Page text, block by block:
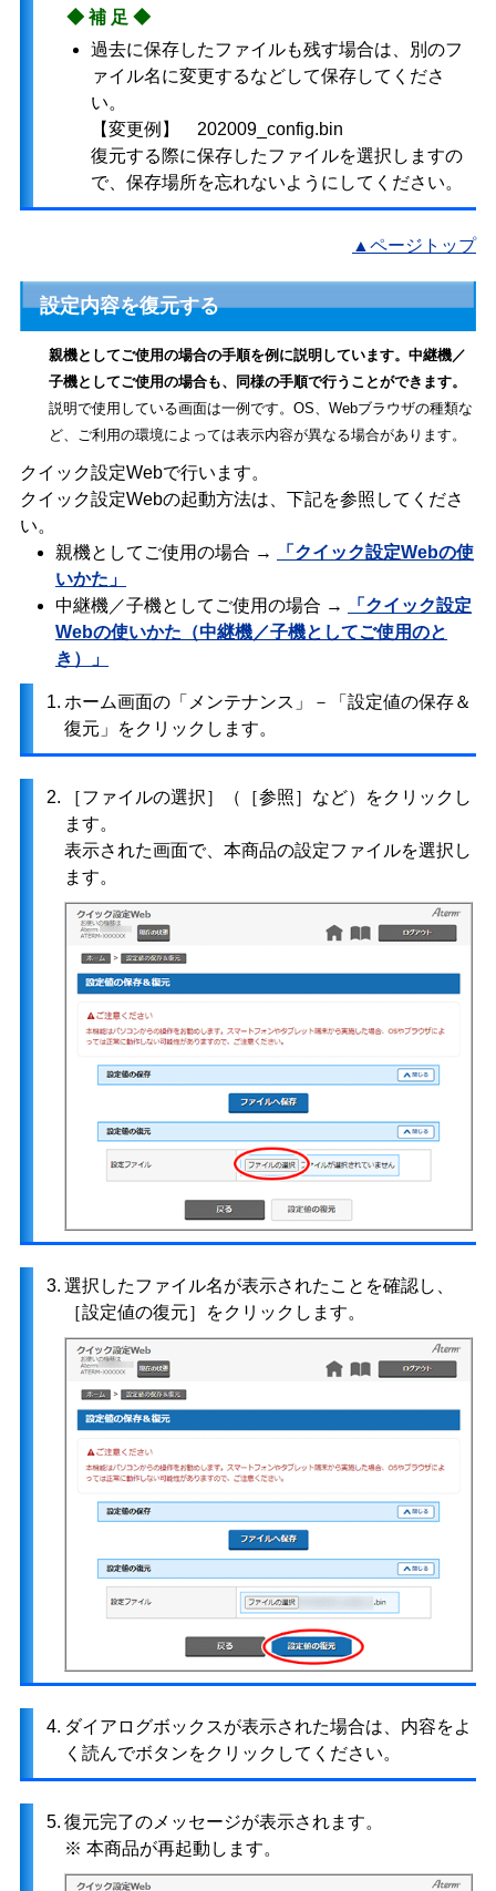
◆補足◆
過去に保存したファイルも残す場合は、別のフ
ァイル名に変更するなどして保存してくださ
い。
【変更例】 202009_config.bin
復元する際に保存したファイルを選択しますの
で、保存場所を忘れないようにしてください。
▲ページトップ
設定内容を復元する
親機としてご使用の場合の手順を例に説明しています。中継機／
子機としてご使用の場合も、同様の手順で行うことができます。
説明で使用している画面は一例です。OS、Webブラウザの種類な
ど、ご利用の環境によっては表示内容が異なる場合があります。
クイック設定Webで行います。
クイック設定Webの起動方法は、下記を参照してくださ
い。
親機としてご使用の場合 →
「クイック設定Webの使
いかた」
中継機／子機としてご使用の場合 →
「クイック設定
Webの使いかた（中継機／子機としてご使用のと
き）」
1. ホーム画面の「メンテナンス」－「設定値の保存＆
復元」をクリックします。
2.
［ファイルの選択］（［参照］など）をクリックし
ます。
表示された画面で、本商品の設定ファイルを選択し
ます。
3. 選択したファイル名が表示されたことを確認し、
［設定値の復元］をクリックします。
4. ダイアログボックスが表示された場合は、内容をよ
く読んでボタンをクリックしてください。
5. 復元完了のメッセージが表示されます。
※ 本商品が再起動します。